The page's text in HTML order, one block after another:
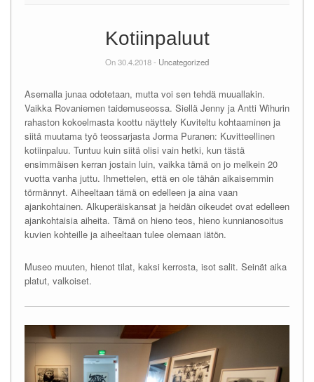
Kotiinpaluut
On 30.4.2018 - Uncategorized
Asemalla junaa odotetaan, mutta voi sen tehdä muuallakin.
Vaikka Rovaniemen taidemuseossa. Siellä Jenny ja Antti Wihurin
rahaston kokoelmasta koottu näyttely Kuviteltu kohtaaminen ja
siitä muutama työ teossarjasta Jorma Puranen: Kuvitteellinen
kotiinpaluu. Tuntuu kuin siitä olisi vain hetki, kun tästä
ensimmäisen kerran jostain luin, vaikka tämä on jo melkein 20
vuotta vanha juttu. Ihmettelen, että en ole tähän aikaisemmin
törmännyt. Aiheeltaan tämä on edelleen ja aina vaan
ajankohtainen. Alkuperäiskansat ja heidän oikeudet ovat edelleen
ajankohtaisia aiheita. Tämä on hieno teos, hieno kunnianosoitus
kuvien kohteille ja aiheeltaan tulee olemaan iätön.
Museo muuten, hienot tilat, kaksi kerrosta, isot salit. Seinät aika
platut, valkoiset.